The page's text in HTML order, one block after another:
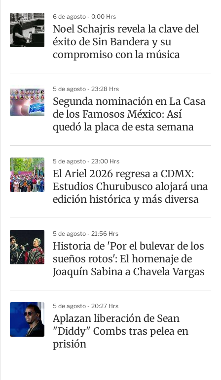
a
r
t
6 de agosto - 0:00 Hrs
Noel Schajris revela la clave del
éxito de Sin Bandera y su
compromiso con la música
5 de agosto - 23:28 Hrs
Segunda nominación en La Casa
de los Famosos México: Así
quedó la placa de esta semana
5 de agosto - 23:00 Hrs
El Ariel 2026 regresa a CDMX:
Estudios Churubusco alojará una
edición histórica y más diversa
5 de agosto - 21:56 Hrs
Historia de 'Por el bulevar de los
sueños rotos': El homenaje de
Joaquín Sabina a Chavela Vargas
5 de agosto - 20:27 Hrs
Aplazan liberación de Sean
"Diddy" Combs tras pelea en
prisión